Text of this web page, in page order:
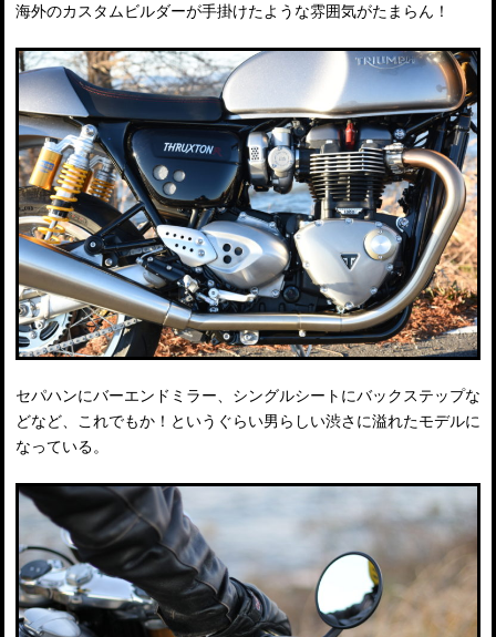
海外のカスタムビルダーが手掛けたような雰囲気がたまらん！
セパハンにバーエンドミラー、シングルシートにバックステップな
どなど、これでもか！というぐらい男らしい渋さに溢れたモデルに
なっている。